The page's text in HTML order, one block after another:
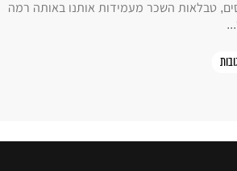
טבלאות השכר מעמידות אותנו באותה רמה